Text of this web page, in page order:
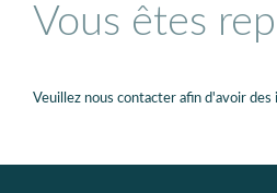
Vous êtes
Veuillez nous contacter afin d'avoir